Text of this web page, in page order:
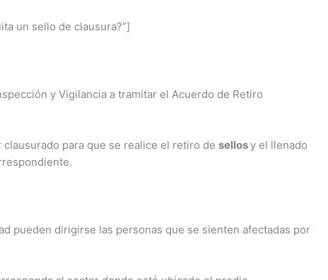
un sello de clausura?”]
y Vigilancia a tramitar el Acuerdo de Retiro
clausurado para que se realice el retiro desellosy el llenado
pueden dirigirse las personas que se sienten afectadas por